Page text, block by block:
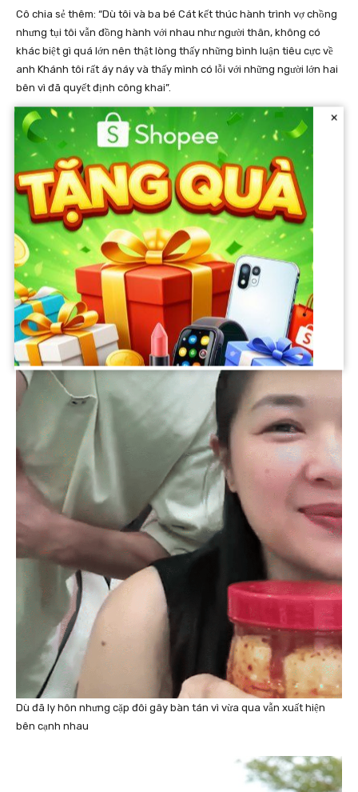
Cô chia sẻ thêm: “Dù tôi và ba bé Cát kết thúc hành trình vợ chồng
nhưng tụi tôi vẫn đồng hành với nhau như người thân, không có
khác biệt gì quá lớn nên thật lòng thấy những bình luận tiêu cực về
anh Khánh tôi rất áy náy và thấy mình có lỗi với những người lớn hai
bên vì đã quyết định công khai”.
Dù đã ly hôn nhưng cặp đôi gây bàn tán vì vừa qua vẫn xuất hiện
bên cạnh nhau
×